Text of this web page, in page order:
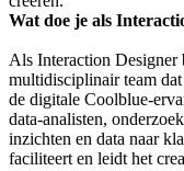
Wat doe je als
Als Interaction
multidisciplinair team
de digitale Coolblue-
data-analisten,
inzichten en data naar
faciliteert en leidt het